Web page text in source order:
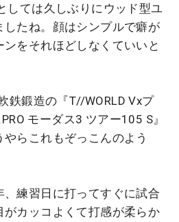
しては久しぶりにウッド型ユ
したね。顔はシンプルで癖が
をそれほどしなくていいと
鉄鍛造の『T//WORLD Vxプ
モーダス3 ツアー105 S』
らこれもぞっこんのよう
、練習日に打ってすぐに試合
がカッコよくて打感が柔らか